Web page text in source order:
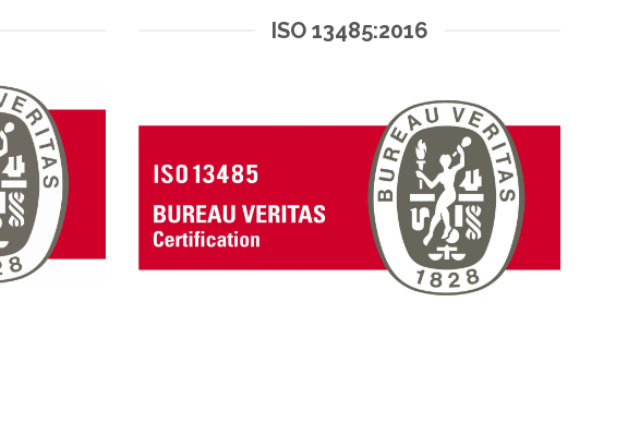
ISO 13485:2016